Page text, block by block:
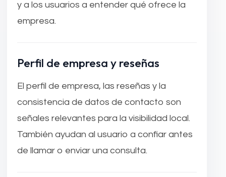
y a los usuarios a entender qué ofrece la
empresa.
Perfil de empresa y reseñas
El perfil de empresa, las reseñas y la
consistencia de datos de contacto son
señales relevantes para la visibilidad local.
También ayudan al usuario a confiar antes
de llamar o enviar una consulta.